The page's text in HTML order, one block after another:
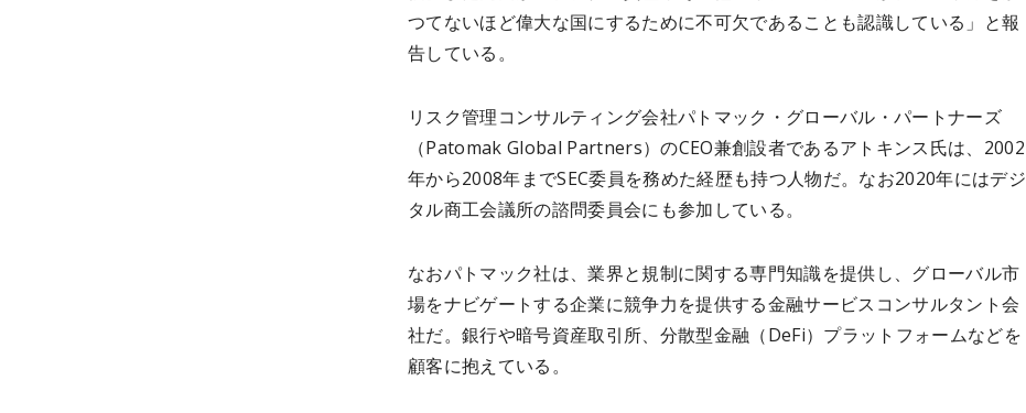
つてないほど偉大な国にするために不可欠であることも認識している」と報
告している。
リスク管理コンサルティング会社パトマック・グローバル・パートナーズ
（Patomak Global Partners）のCEO兼創設者であるアトキンス氏は、2002
年から2008年までSEC委員を務めた経歴も持つ人物だ。なお2020年にはデジ
タル商工会議所の諮問委員会にも参加している。
なおパトマック社は、業界と規制に関する専門知識を提供し、グローバル市
場をナビゲートする企業に競争力を提供する金融サービスコンサルタント会
社だ。銀行や暗号資産取引所、分散型金融（DeFi）プラットフォームなどを
顧客に抱えている。